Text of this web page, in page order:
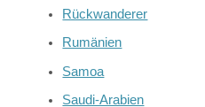
Rückwanderer
Rumänien
Samoa
Saudi-Arabien